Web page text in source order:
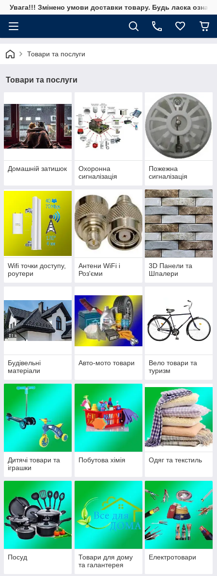
Увага!!! Змінено умови доставки товару. Будь ласка
Товари та послуги
Товари та послуги
Домашній затишок
Охоронна
сигналізація
Пожежна
сигналізація
Wifi точки доступу,
роутери
Антени WiFi і
Роз'єми
3D Панели та
Шпалери
Будівельні
матеріали
Авто-мото товари
Вело товари та
туризм
Дитячі товари та
іграшки
Побутова хімія Одяг та текстиль
Посуд
Товари для дому
та галантерея
Електротовари